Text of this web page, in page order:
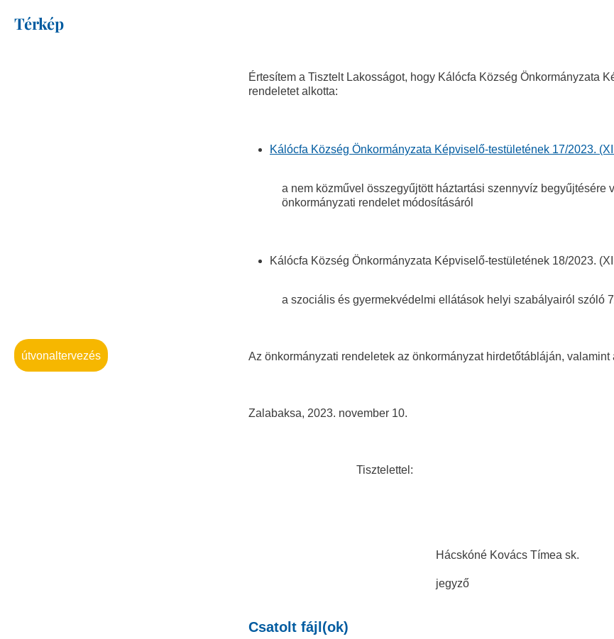
Térkép
útvonaltervezés
Értesítem a Tisztelt Lakosságot, hogy Kálócfa Község Önkormányzata
rendeletet alkotta:
Kálócfa Község Önkormányzata Képviselő-testületének 17/
a nem közművel összegyűjtött háztartási szennyvíz
önkormányzati rendelet módosításáról
Kálócfa Község Önkormányzata Képviselő-testületének 18/
a szociális és gyermekvédelmi ellátások helyi szabályairól szóló
Az önkormányzati rendeletek az önkormányzat hirdetőtábláján,
Zalabaksa, 2023. november 10.
Tisztelettel:
Hácskóné Kovács Tímea sk.
jegyző
Csatolt fájl(ok)